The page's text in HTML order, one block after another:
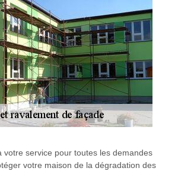
service pour toutes les demandes
votre maison de la dégradation des